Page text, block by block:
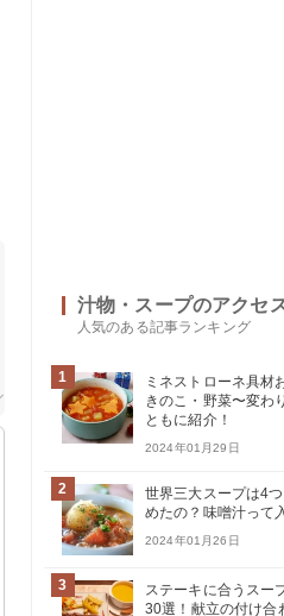
汁物・スープのアクセ
人気のある記事ランキング
1
ミネストローネ具材
きのこ・野菜〜変わ
ともに紹介！
2024年01月29日
2
世界三大スープは4
めたの？味噌汁って
2024年01月26日
3
ステーキに合うスー
30選！献立の付け合